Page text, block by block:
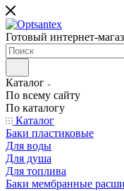
Готовый интернет-
Каталог
По всему сайту
По каталогу
Каталог
Баки пластиковые
Для воды
Для душа
Для топлива
Баки мембранные